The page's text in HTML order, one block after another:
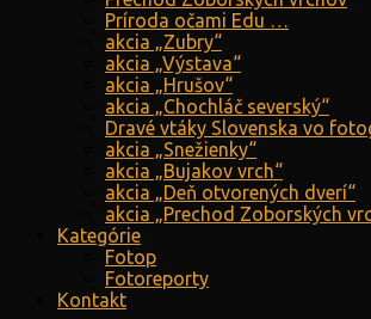
Príroda očami Edu …
akcia „Zubry“
akcia „Výstava“
akcia „Hrušov“
akcia „Chochláč severský“
Dravé vtáky Slovenska vo
akcia „Snežienky“
akcia „Bujakov vrch“
akcia „Deň otvorených dverí“
akcia „Prechod Zoborských
Kategórie
Fotop
Fotoreporty
Kontakt